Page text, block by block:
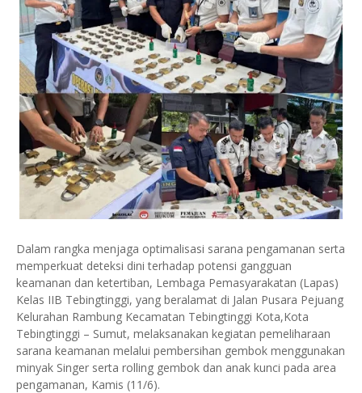
Dalam rangka menjaga optimalisasi sarana pengamanan serta
memperkuat deteksi dini terhadap potensi gangguan
keamanan dan ketertiban, Lembaga Pemasyarakatan (Lapas)
Kelas IIB Tebingtinggi, yang beralamat di Jalan Pusara Pejuang
Kelurahan Rambung Kecamatan Tebingtinggi Kota,Kota
Tebingtinggi – Sumut, melaksanakan kegiatan pemeliharaan
sarana keamanan melalui pembersihan gembok menggunakan
minyak Singer serta rolling gembok dan anak kunci pada area
pengamanan, Kamis (11/6).